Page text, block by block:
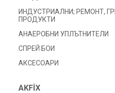
ИНДУСТРИАЛНИ; РЕМОНТ,
ПРОДУКТИ
АНАЕРОБНИ УПЛЪТНИТЕЛИ
СПРЕЙ БОИ
АКСЕСОАРИ
AKFİX